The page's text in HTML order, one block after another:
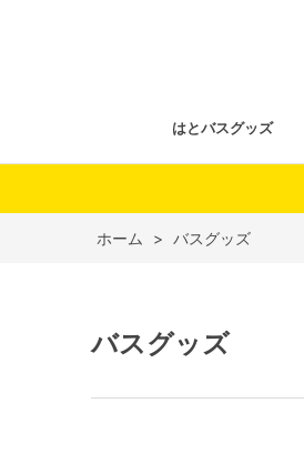
はとバスグッズ
ホーム > バスグッズ
バスグッズ